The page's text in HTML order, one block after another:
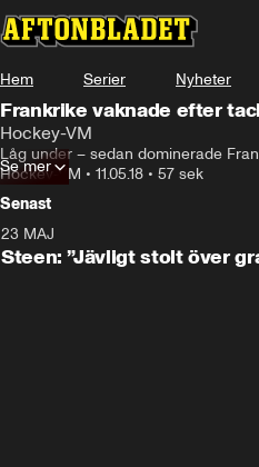
Hem Serier Nyheter
Frankrike vaknade efter
Hockey-VM
Låg under – sedan dominerade
Hockey-VM • 11.05.18 • 57 sek
Se mer
Senast
23 MAJ
Steen: ”Jävligt stolt över